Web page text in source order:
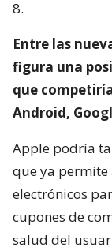
8.
Entre las
figura una
que
Android,
Apple podría
que ya
electrónicos
cupones de
salud del